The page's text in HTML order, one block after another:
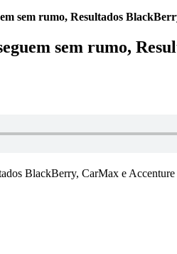
sem rumo, Resultados
sem rumo,
BlackBerry, CarMax e Accenture